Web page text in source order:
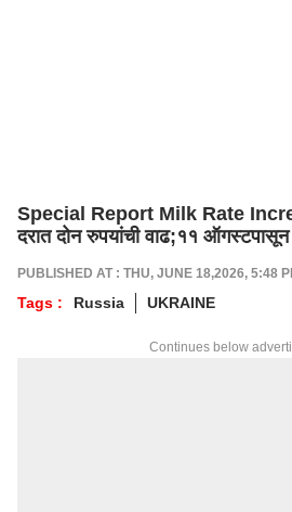
Special Report Milk Rate
दरात दोन रुपयांची वाढ;११
PUBLISHED AT : THU, JUNE 18,2026, 5:48
Tags : Russia UKRAINE
Continues below